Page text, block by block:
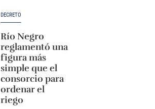
DECRETO
Río Negro
reglamentó una
figura más
simple que el
consorcio para
ordenar el
riego